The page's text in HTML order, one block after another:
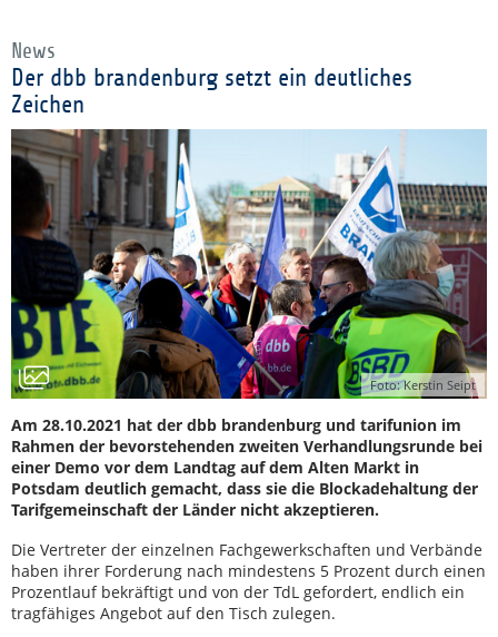
News
Der dbb brandenburg setzt ein deutliches
Zeichen
Foto: Kerstin Seipt
Am 28.10.2021 hat der dbb brandenburg und tarifunion im
Rahmen der bevorstehenden zweiten Verhandlungsrunde bei
einer Demo vor dem Landtag auf dem Alten Markt in
Potsdam deutlich gemacht, dass sie die Blockadehaltung der
Tarifgemeinschaft der Länder nicht akzeptieren.
Die Vertreter der einzelnen Fachgewerkschaften und Verbände
haben ihrer Forderung nach mindestens 5 Prozent durch einen
Prozentlauf bekräftigt und von der TdL gefordert, endlich ein
tragfähiges Angebot auf den Tisch zulegen.